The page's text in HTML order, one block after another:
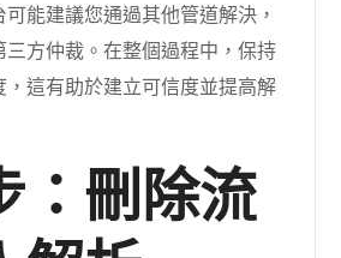
能建議您通過其他管道解決，
方仲裁。在整個過程中，保持
，這有助於建立可信度並提高解
：刪除流